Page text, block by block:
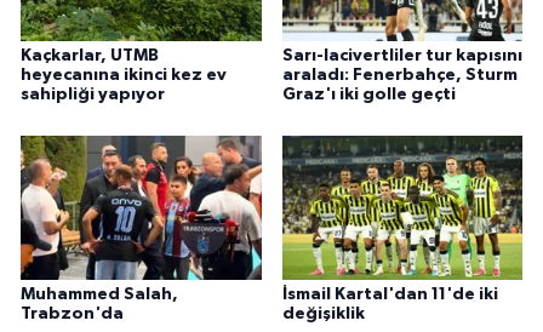
Kaçkarlar, UTMB
heyecanına ikinci kez ev
sahipliği yapıyor
Sarı-lacivertliler tur kapısını
araladı: Fenerbahçe, Sturm
Graz'ı iki golle geçti
Muhammed Salah,
Trabzon'da
İsmail Kartal'dan 11'de iki
değişiklik